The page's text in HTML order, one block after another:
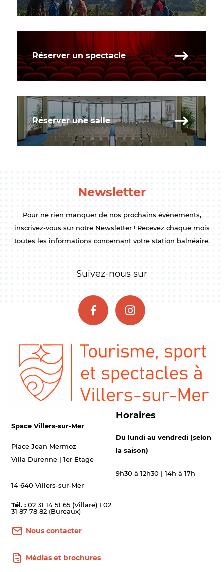
Réserver un spectacle
Réserver une salle
Newsletter
Pour ne rien manquer de nos prochains évènements,
inscrivez-vous sur notre Newsletter ! Recevez chaque mois
toutes les informations concernant votre station balnéaire.
Suivez-nous sur
Space Villers-sur-Mer
Place Jean Mermoz
Villa Durenne | 1er Etage
14 640 Villers-sur-Mer
Tél. : 02 31 14 51 65 (Villare) I 02
31 87 78 82 (Bureaux)
Nous contacter
Horaires
Du lundi au vendredi (selon
la saison)
9h30 à 12h30 | 14h à 17h
Médias et brochures